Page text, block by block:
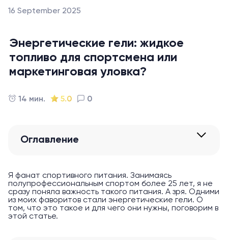
16 September 2025
Энергетические гели: жидкое
топливо для спортсмена или
маркетинговая уловка?
14 мин. 5.0 0
Оглавление
Я фанат спортивного питания. Занимаясь
полупрофессиональным спортом более 25 лет, я не
сразу поняла важность такого питания. А зря. Одними
из моих фаворитов стали энергетические гели. О
том, что это такое и для чего они нужны, поговорим в
этой статье.